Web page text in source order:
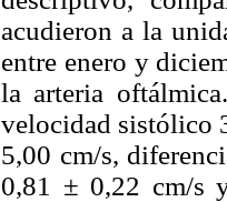
acudieron a la
entre enero y
la arteria oftálmica.
velocidad sistólico
5,00 cm/s,
0,81 ± 0,22 cm/s